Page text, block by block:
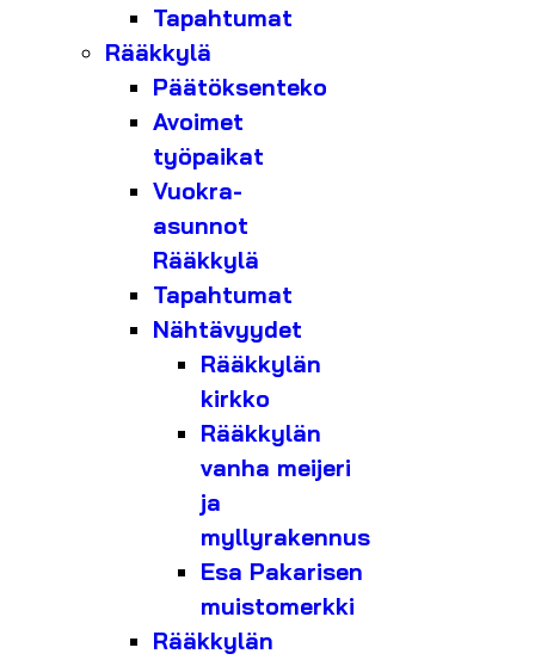
Tapahtumat
Rääkkylä
Päätöksenteko
Avoimet
työpaikat
Vuokra-
asunnot
Rääkkylä
Tapahtumat
Nähtävyydet
Rääkkylän
kirkko
Rääkkylän
vanha meijeri
ja
myllyrakennus
Esa Pakarisen
muistomerkki
Rääkkylän